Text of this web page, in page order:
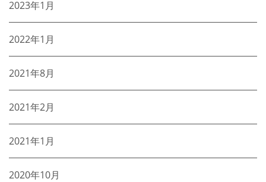
2023年1月
2022年1月
2021年8月
2021年2月
2021年1月
2020年10月